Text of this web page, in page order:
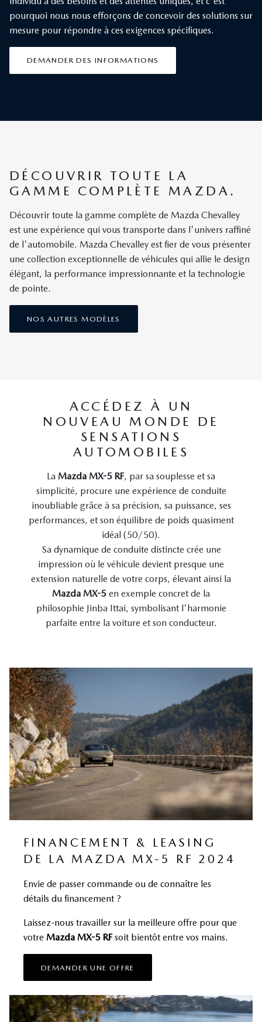
pourquoi nous nous efforçons de concevoir des solutions sur
mesure pour répondre à ces exigences spécifiques.
DEMANDER DES INFORMATIONS
DÉCOUVRIR TOUTE LA
GAMME COMPLÈTE MAZDA.
Découvrir toute la gamme complète de Mazda Chevalley
est une expérience qui vous transporte dans l'univers raffiné
de l'automobile. Mazda Chevalley est fier de vous présenter
une collection exceptionnelle de véhicules qui allie le design
élégant, la performance impressionnante et la technologie
de pointe.
NOS AUTRES MODÈLES
ACCÉDEZ À UN
NOUVEAU MONDE DE
SENSATIONS
AUTOMOBILES
La Mazda MX-5 RF, par sa souplesse et sa
simplicité, procure une expérience de conduite
inoubliable grâce à sa précision, sa puissance, ses
performances, et son équilibre de poids quasiment
idéal (50/50).
Sa dynamique de conduite distincte crée une
impression où le véhicule devient presque une
extension naturelle de votre corps, élevant ainsi la
Mazda MX-5 en exemple concret de la
philosophie Jinba Ittai, symbolisant l'harmonie
parfaite entre la voiture et son conducteur.
FINANCEMENT & LEASING
DE LA MAZDA MX-5 RF 2024
Envie de passer commande ou de connaître les
détails du financement ?
Laissez-nous travailler sur la meilleure offre pour que
votre Mazda MX-5 RFsoit bientôt entre vos mains.
DEMANDER UNE OFFRE